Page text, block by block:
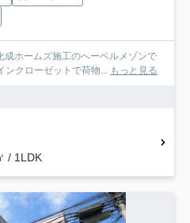
ホームズ施工のへーベルメゾンで
クローゼットで荷物...
もっと見る
/ 1LDK